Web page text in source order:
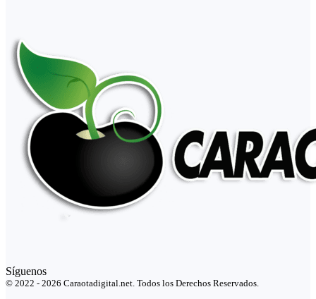
Síguenos
© 2022 - 2026 Caraotadigital.net. Todos los Derechos Reservados.